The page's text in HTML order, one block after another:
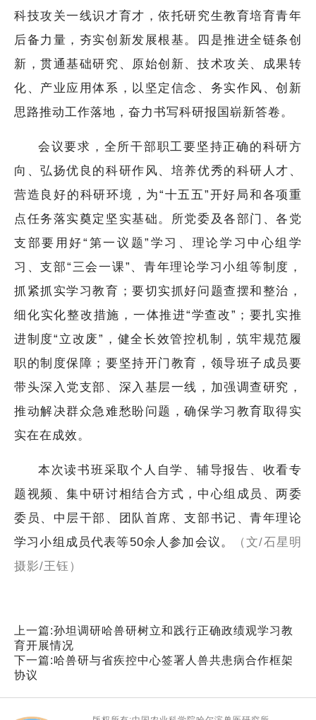
科技攻关一线识才育才，依托研究生教育培育青年
后备力量，夯实创新发展根基。四是推进全链条创
新，贯通基础研究、原始创新、技术攻关、成果转
化、产业应用体系，以坚定信念、务实作风、创新
思路推动工作落地，奋力书写科研报国崭新答卷。
会议要求，全所干部职工要坚持正确的科研方
向、弘扬优良的科研作风、培养优秀的科研人才、
营造良好的科研环境，为“十五五”开好局和各项重
点任务落实奠定坚实基础。所党委及各部门、各党
支部要用好“第一议题”学习、理论学习中心组学
习、支部“三会一课”、青年理论学习小组等制度，
抓紧抓实学习教育；要切实抓好问题查摆和整治，
细化实化整改措施，一体推进“学查改”；要扎实推
进制度“立改废”，健全长效管控机制，筑牢规范履
职的制度保障；要坚持开门教育，领导班子成员要
带头深入党支部、深入基层一线，加强调查研究，
推动解决群众急难愁盼问题，确保学习教育取得实
实在在成效。
本次读书班采取个人自学、辅导报告、收看专
题视频、集中研讨相结合方式，中心组成员、两委
委员、中层干部、团队首席、支部书记、青年理论
学习小组成员代表等50余人参加会议。
（文/石星明
摄影/王钰）
上一篇:孙坦调研哈兽研树立和践行正确政绩观学习教
育开展情况
下一篇:哈兽研与省疾控中心签署人兽共患病合作框架
协议